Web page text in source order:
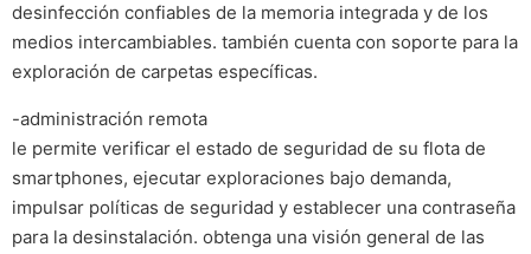
desinfección confiables de la memoria integrada y de los
medios intercambiables. también cuenta con soporte para la
exploración de carpetas específicas.
-administración remota
le permite verificar el estado de seguridad de su flota de
smartphones, ejecutar exploraciones bajo demanda,
impulsar políticas de seguridad y establecer una contraseña
para la desinstalación. obtenga una visión general de las